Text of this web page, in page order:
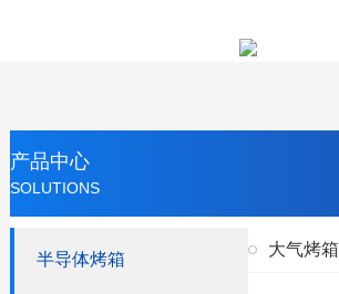
产品中心
SOLUTIONS
半导体烤箱
大气烤箱